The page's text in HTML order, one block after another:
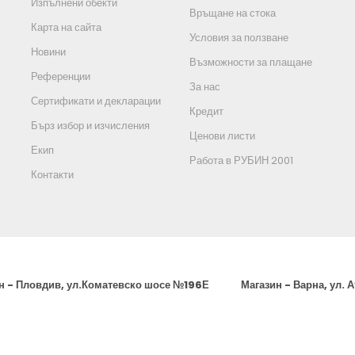
Карта на сайта
Новини
Референции
Сертификати и декларации
Бърз избор и изчисления
Екип
Контакти
Връщане на стока
Условия за ползване
Възможности за плащане
За нас
Кредит
Ценови листи
Работа в РУБИН 2001
- Пловдив, ул.Коматевско шосе №196Е Магазин - Варна, ул.